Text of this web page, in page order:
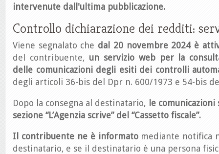
intervenute dall'ultima pubblicazione.
Controllo dichiarazione dei redditi:
Viene segnalato che dal 20 novembre 2024 è
del contribuente, un servizio web per la
delle comunicazioni degli esiti dei controlli
degli articoli 36-bis del Dpr n. 600/1973 e 54-bis
Dopo la consegna al destinatario, le
sezione “L’Agenzia scrive” del “Cassetto fiscale”.
Il contribuente ne è informato mediante notifica
destinatario, e se il destinatario è una persona